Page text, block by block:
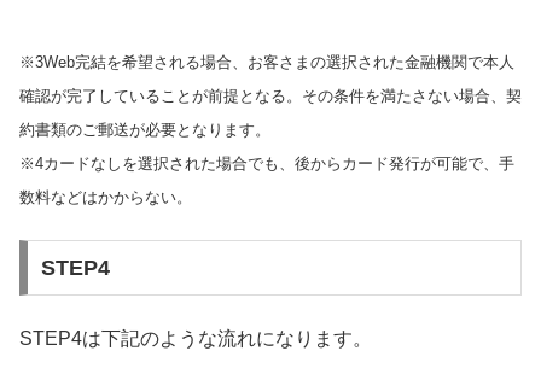
※3Web完結を希望される場合、お客さまの選択された金融機関で本人
確認が完了していることが前提となる。その条件を満たさない場合、契
約書類のご郵送が必要となります。
※4カードなしを選択された場合でも、後からカード発行が可能で、手
数料などはかからない。
STEP4
STEP4は下記のような流れになります。